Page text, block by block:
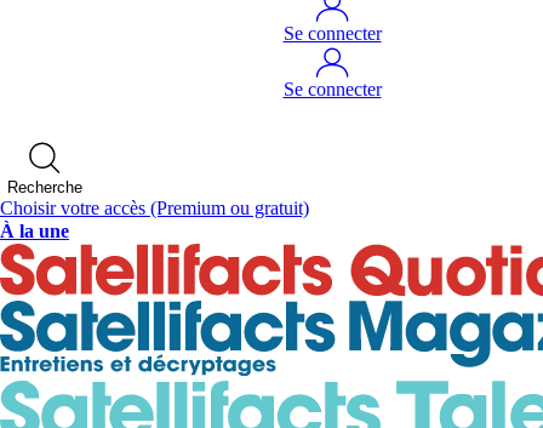
Se connecter
Se connecter
Recherche
Choisir votre accès (Premium ou gratuit)
À la une